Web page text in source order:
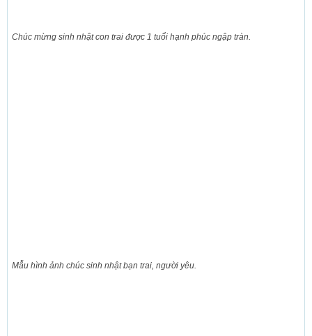
Chúc mừng sinh nhật con trai được 1 tuổi hạnh phúc ngập tràn.
Mẫu hình ảnh chúc sinh nhật bạn trai, người yêu.